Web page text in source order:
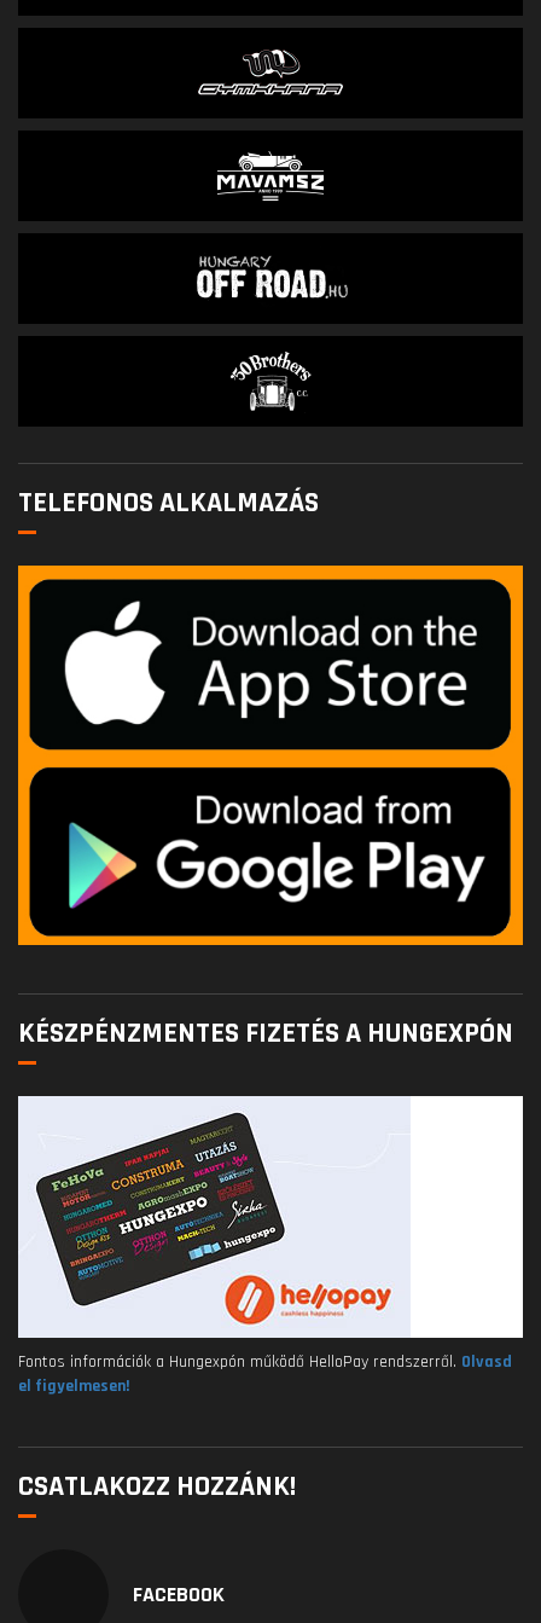
TELEFONOS ALKALMAZÁS
KÉSZPÉNZMENTES FIZETÉS A HUNGEXPÓN
Fontos információk a Hungexpón működő HelloPay rendszerről. Olvasd
el figyelmesen!
CSATLAKOZZ HOZZÁNK!
FACEBOOK